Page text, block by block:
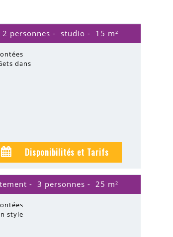
2 personnes studio 15 m²
dans
Disponibilités et Tarifs
3 personnes 25 m²
style